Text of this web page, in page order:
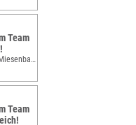
Team
KANN Mobil- & Intensivpflege GmbH • Ramstein-Miesenbach
Team